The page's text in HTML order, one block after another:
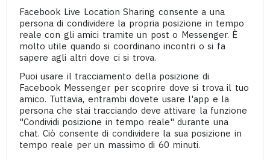
Facebook Live Location Sharing consente a una
persona di condividere la propria posizione in tempo
reale con gli amici tramite un post o Messenger. È
molto utile quando si coordinano incontri o si fa
sapere agli altri dove ci si trova.
Puoi usare il tracciamento della posizione di
Facebook Messenger per scoprire dove si trova il tuo
amico. Tuttavia, entrambi dovete usare l'app e la
persona che stai tracciando deve attivare la funzione
"Condividi posizione in tempo reale" durante una
chat. Ciò consente di condividere la sua posizione in
tempo reale per un massimo di 60 minuti.